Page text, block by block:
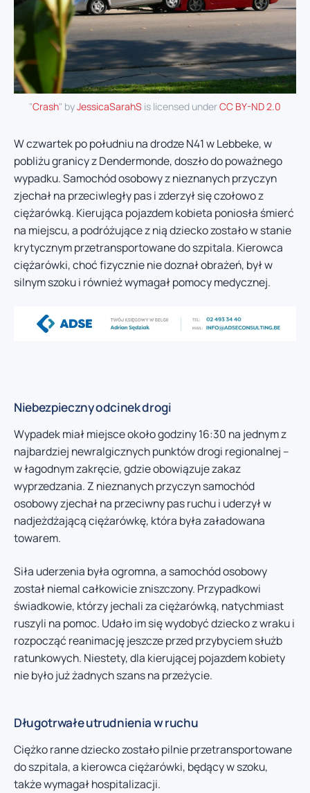
"Crash" byJessicaSarahS is licensed underCC BY-ND 2.0
W czwartek po południu na drodze N41 w Lebbeke, w
pobliżu granicy z Dendermonde, doszło do poważnego
wypadku. Samochód osobowy z nieznanych przyczyn
zjechał na przeciwległy pas i zderzył się czołowo z
ciężarówką. Kierująca pojazdem kobieta poniosła śmierć
na miejscu, a podróżujące z nią dziecko zostało w stanie
krytycznym przetransportowane do szpitala. Kierowca
ciężarówki, choć fizycznie nie doznał obrażeń, był w
silnym szoku i również wymagał pomocy medycznej.
Niebezpieczny odcinek drogi
Wypadek miał miejsce około godziny 16:30 na jednym z
najbardziej newralgicznych punktów drogi regionalnej –
w łagodnym zakręcie, gdzie obowiązuje zakaz
wyprzedzania. Z nieznanych przyczyn samochód
osobowy zjechał na przeciwny pas ruchu i uderzył w
nadjeżdżającą ciężarówkę, która była załadowana
towarem.
Siła uderzenia była ogromna, a samochód osobowy
został niemal całkowicie zniszczony. Przypadkowi
świadkowie, którzy jechali za ciężarówką, natychmiast
ruszyli na pomoc. Udało im się wydobyć dziecko z wraku i
rozpocząć reanimację jeszcze przed przybyciem służb
ratunkowych. Niestety, dla kierującej pojazdem kobiety
nie było już żadnych szans na przeżycie.
Długotrwałe utrudnienia w ruchu
Ciężko ranne dziecko zostało pilnie przetransportowane
do szpitala, a kierowca ciężarówki, będący w szoku,
także wymagał hospitalizacji.